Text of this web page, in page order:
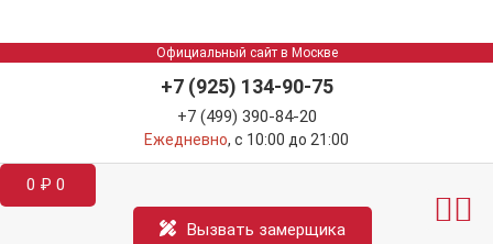
Официальный сайт в Москве
+7 (925) 134-90-75
+7 (499) 390-84-20
Ежедневно, с 10:00 до 21:00
0 ₽ 0
Вызвать замерщика